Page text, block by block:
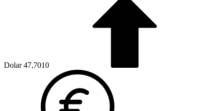
Dolar 47,7010